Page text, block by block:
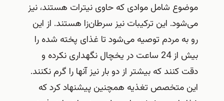
موضوع شامل موادی که حاوی نیترات هستند، نیز
می‌شود. این ترکیبات نیز سرطان‌زا هستند. از این
رو به مردم توصیه می‌شود تا غذای پخته شده را
بیش از 24 ساعت در یخچال نگهداری نکرده و
دقت کنند که بیشتر از دو بار نیز آنها را گرم نکنند.
این متخصص تغذیه همچنین پیشنهاد کرد که